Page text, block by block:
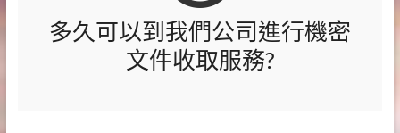
多久可以到我們公司進行機密
文件收取服務?